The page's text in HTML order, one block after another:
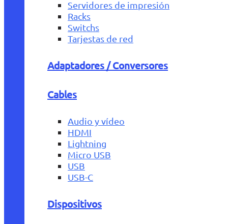
Servidores de impresión
Racks
Switchs
Tarjestas de red
Adaptadores / Conversores
Cables
Audio y vídeo
HDMI
Lightning
Micro USB
USB
USB-C
Dispositivos